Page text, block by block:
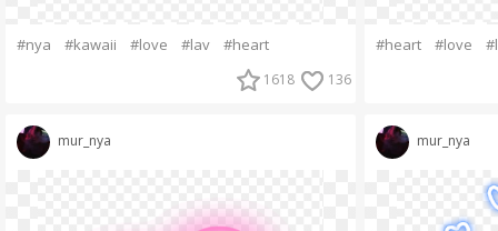
#nya #kawaii #love #lav #heart
1618 136
mur_nya
#heart #love
mur_nya